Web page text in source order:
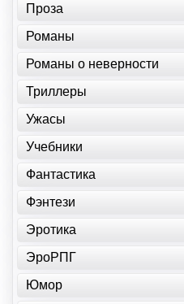
Проза
Романы
Романы о неверности
Триллеры
Ужасы
Учебники
Фантастика
Фэнтези
Эротика
ЭроРПГ
Юмор